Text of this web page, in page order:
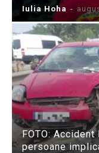
Iulia Hoha -
FOTO:
persoane